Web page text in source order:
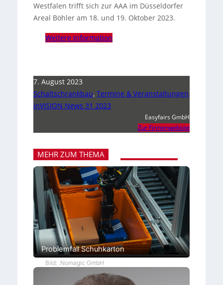
Westfalen trifft sich zur AAA im Düsseldorfer
Areal Böhler am 18. und 19. Oktober 2023.
Weitere Information
7. August 2023
Schaltschrankbau,Termine & Veranstaltungen
inVISION News 31 2023
Easyfairs GmbH
Zur Firmenwebsite
MEHR ZUM THEMA
Problemfall Schuhkarton
Bild: .Nomagic GmbH